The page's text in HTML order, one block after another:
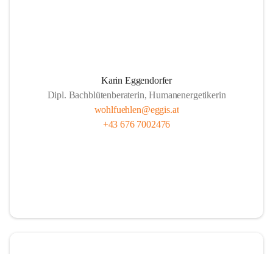
Karin Eggendorfer
Dipl. Bachblütenberaterin, Humanenergetikerin
wohlfuehlen@eggis.at
+43 676 7002476